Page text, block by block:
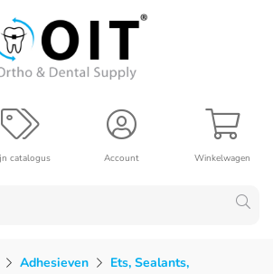
Winkelwagen
Account
catalogus
Adhesieven
Ets, Sealants,